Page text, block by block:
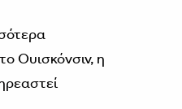
Ουισκόνσιν, η